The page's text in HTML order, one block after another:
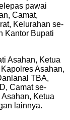
pawai
Camat,
Kelurahan se-
Kantor Bupati
Asahan, Ketua
Asahan,
TBA,
Camat se-
Ketua
lainnya.